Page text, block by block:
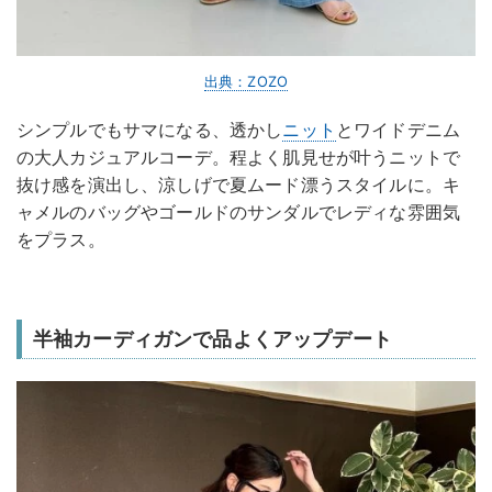
出典：ZOZO
シンプルでもサマになる、透かしニット とワイドデニム
の大人カジュアルコーデ。程よく肌見せが叶うニットで
抜け感を演出し、涼しげで夏ムード漂うスタイルに。キ
ャメルのバッグやゴールドのサンダルでレディな雰囲気
をプラス。
半袖カーディガンで品よくアップデート